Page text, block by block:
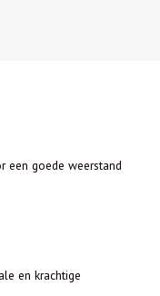
een goede weerstand
en krachtige